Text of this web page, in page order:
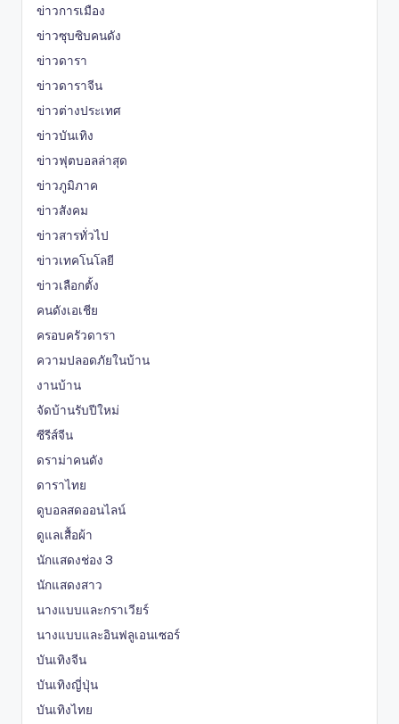
ข่าวการเมือง
ข่าวซุบซิบคนดัง
ข่าวดารา
ข่าวดาราจีน
ข่าวต่างประเทศ
ข่าวบันเทิง
ข่าวฟุตบอลล่าสุด
ข่าวภูมิภาค
ข่าวสังคม
ข่าวสารทั่วไป
ข่าวเทคโนโลยี
ข่าวเลือกตั้ง
คนดังเอเชีย
ครอบครัวดารา
ความปลอดภัยในบ้าน
งานบ้าน
จัดบ้านรับปีใหม่
ซีรีส์จีน
ดราม่าคนดัง
ดาราไทย
ดูบอลสดออนไลน์
ดูแลเสื้อผ้า
นักแสดงช่อง 3
นักแสดงสาว
นางแบบและกราเวียร์
นางแบบและอินฟลูเอนเซอร์
บันเทิงจีน
บันเทิงญี่ปุ่น
บันเทิงไทย